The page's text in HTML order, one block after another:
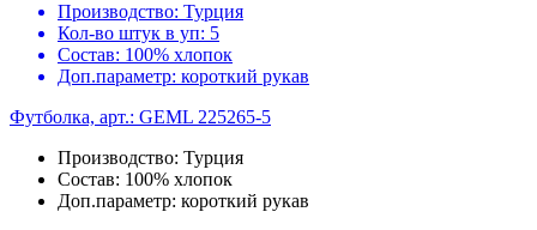
Производство: Турция
Кол-во штук в уп: 5
Состав: 100% хлопок
Доп.параметр: короткий рукав
Футболка, арт.: GEML 225265-5
Производство: Турция
Состав: 100% хлопок
Доп.параметр: короткий рукав